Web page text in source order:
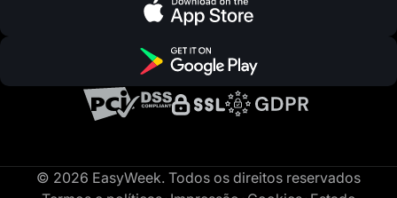
© 2026 EasyWeek. Todos os direitos reservados